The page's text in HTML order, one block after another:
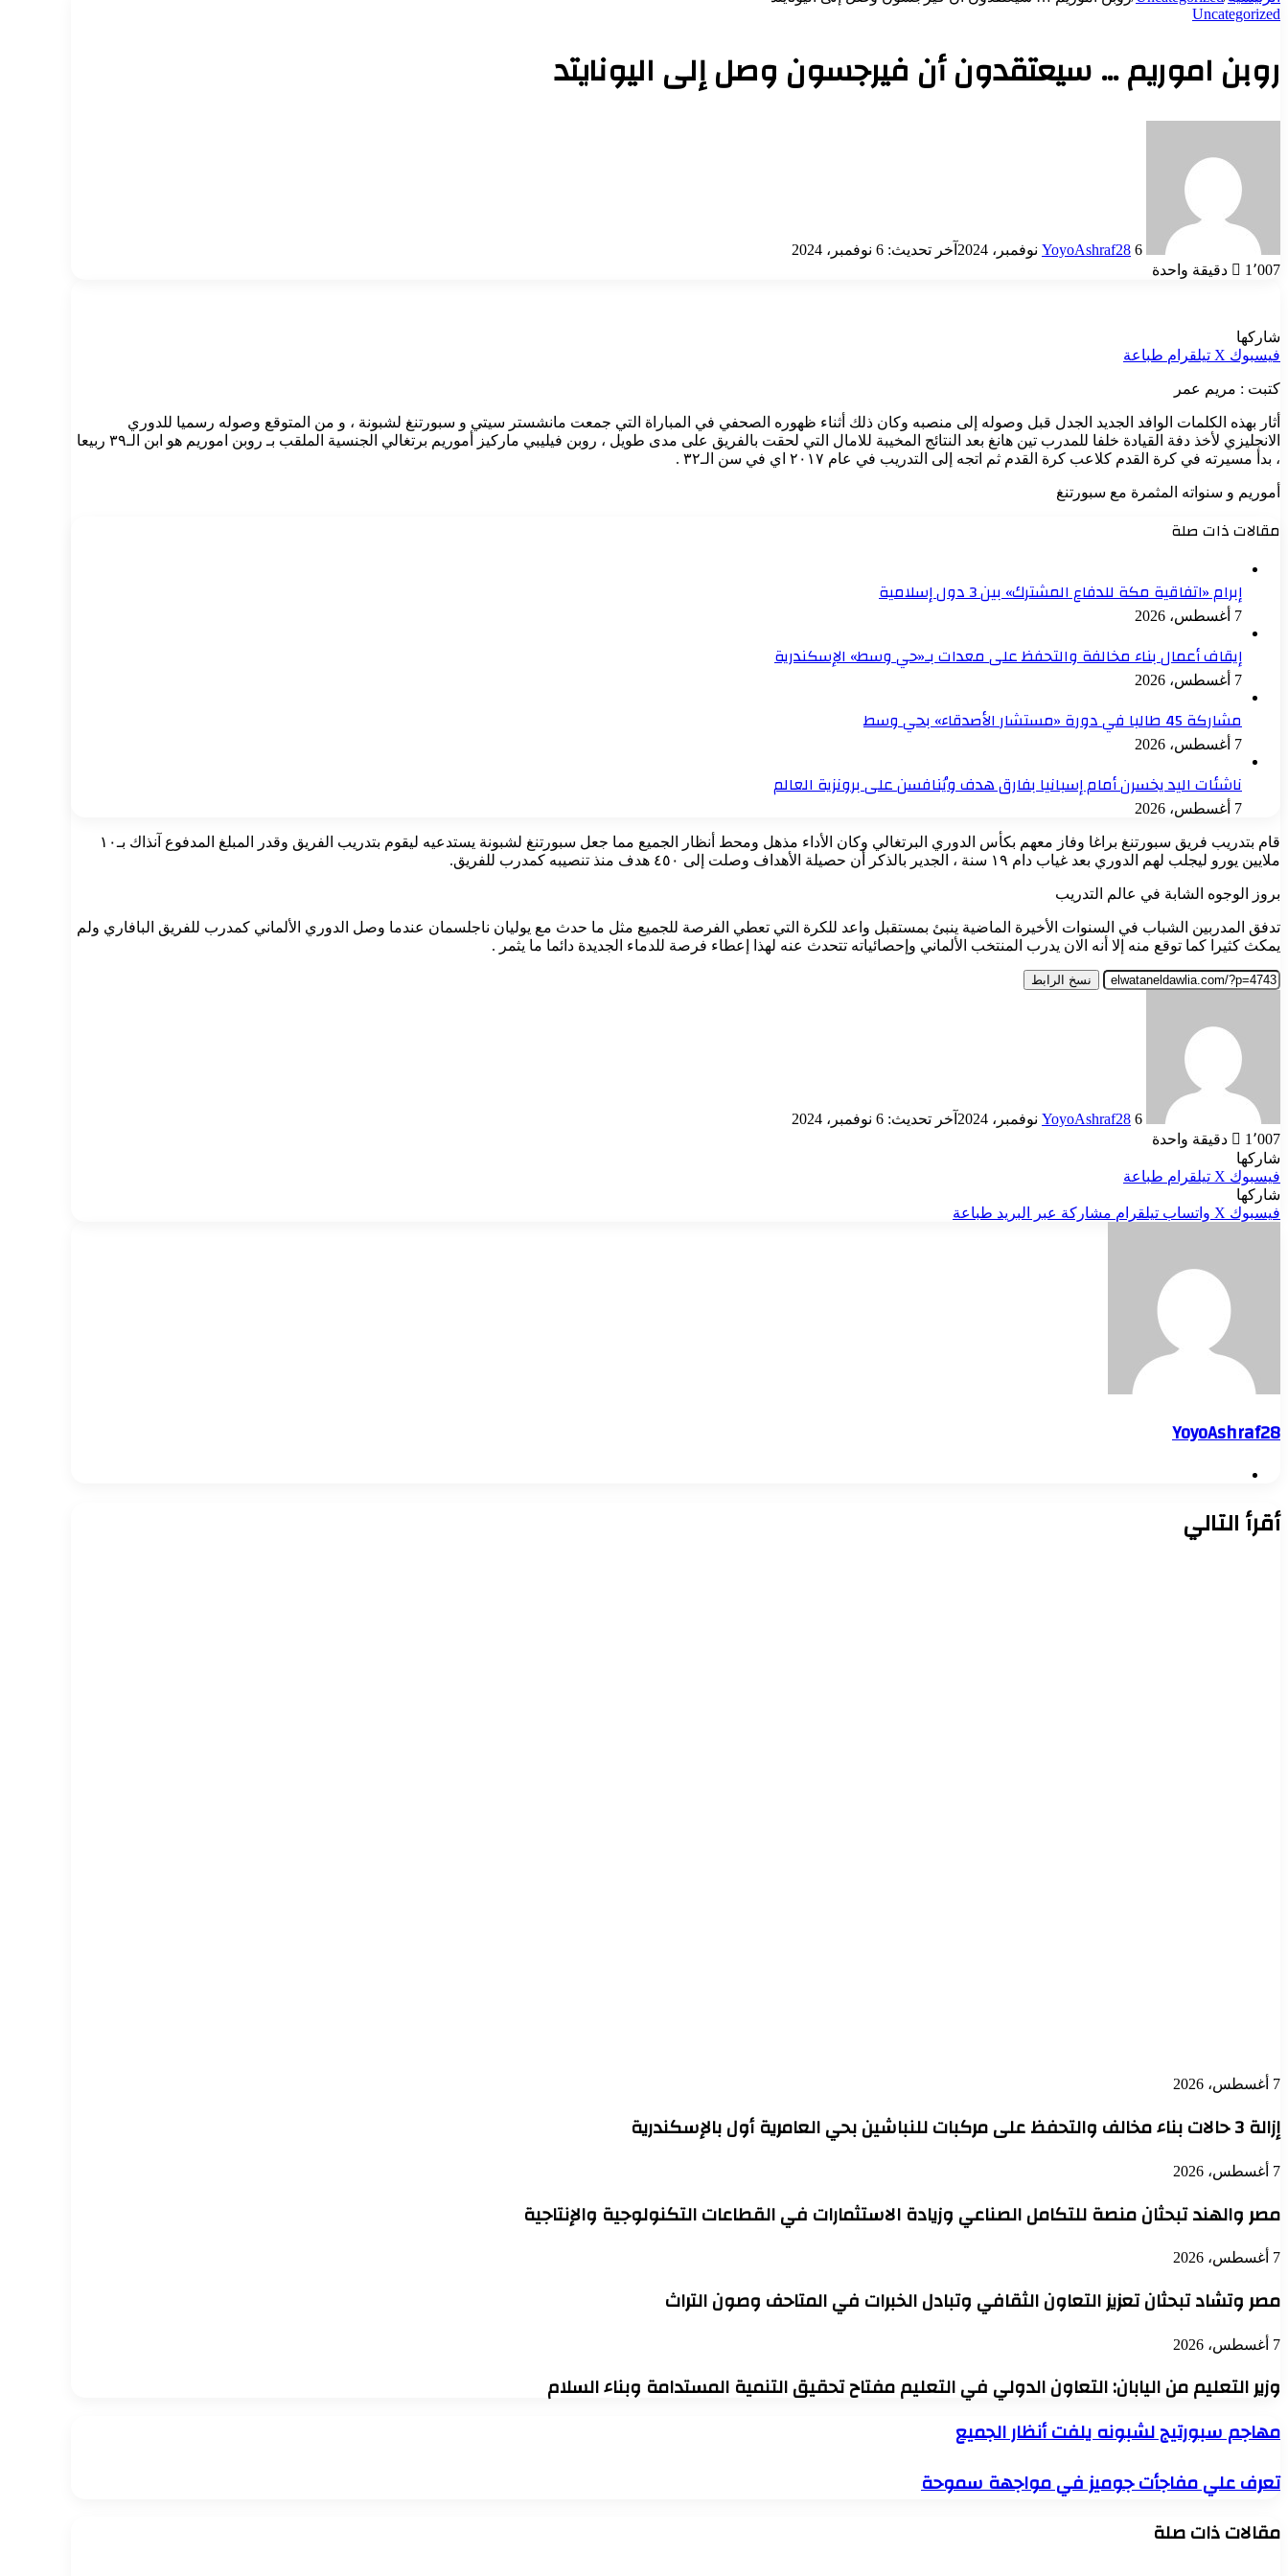
Uncategorized
روبن اموريم … سيعتقدون أن فيرجسون وصل إلى اليونايتد
YoyoAshraf28 6 نوفمبر، 2024
آخر تحديث: 6 نوفمبر، 2024
1٬007
دقيقة واحدة
شاركها
فيسبوك ‫X تيلقرام طباعة
كتبت : مريم عمر
أثار بهذه الكلمات الوافد الجديد الجدل قبل وصوله إلى منصبه وكان ذلك أثناء ظهوره الصحفي في المباراة التي جمعت مانشستر سيتي و سبورتنغ لشبونة ، و من المتوقع وصوله رسميا للدوري
الانجليزي لأخذ دفة القيادة خلفا للمدرب تين هانغ بعد النتائج المخيبة للامال التي لحقت بالفريق على مدى طويل ، روبن فيليبي ماركيز أموريم برتغالي الجنسية الملقب بـ روبن اموريم هو ابن الـ٣٩ ربيعا
، بدأ مسيرته في كرة القدم كلاعب كرة القدم ثم اتجه إلى التدريب في عام ٢٠١٧ اي في سن الـ٣٢ .
أموريم و سنواته المثمرة مع سبورتنغ
مقالات ذات صلة
إبرام «اتفاقية مكة للدفاع المشترك» بين 3 دول إسلامية
7 أغسطس، 2026
إيقاف أعمال بناء مخالفة والتحفظ على معدات بـ«حي وسط» الإسكندرية
7 أغسطس، 2026
مشاركة 45 طالبا في دورة «مستشار الأصدقاء» بحي وسط
7 أغسطس، 2026
ناشئات اليد يخسرن أمام إسبانيا بفارق هدف ويُنافسن على برونزية العالم
7 أغسطس، 2026
قام بتدريب فريق سبورتنغ براغا وفاز معهم بكأس الدوري البرتغالي وكان الأداء مذهل ومحط أنظار الجميع مما جعل سبورتنغ لشبونة يستدعيه ليقوم بتدريب الفريق وقدر المبلغ المدفوع آنذاك بـ١٠
ملايين يورو ليجلب لهم الدوري بعد غياب دام ١٩ سنة ، الجدير بالذكر أن حصيلة الأهداف وصلت إلى ٤٥٠ هدف منذ تنصيبه كمدرب للفريق.
بروز الوجوه الشابة في عالم التدريب
تدفق المدربين الشباب في السنوات الأخيرة الماضية ينبئ بمستقبل واعد للكرة التي تعطي الفرصة للجميع مثل ما حدث مع يوليان ناجلسمان عندما وصل الدوري الألماني كمدرب للفريق البافاري ولم
يمكث كثيرا كما توقع منه إلا أنه الان يدرب المنتخب الألماني وإحصائياته تتحدث عنه لهذا إعطاء فرصة للدماء الجديدة دائما ما يثمر .
نسخ الرابط
YoyoAshraf28 6 نوفمبر، 2024
آخر تحديث: 6 نوفمبر، 2024
1٬007
دقيقة واحدة
شاركها
فيسبوك ‫X تيلقرام طباعة
شاركها
فيسبوك ‫X واتساب تيلقرام مشاركة عبر البريد طباعة
YoyoAshraf28
أقرأ التالي
7 أغسطس، 2026
إزالة 3 حالات بناء مخالف والتحفظ على مركبات للنباشين بحي العامرية أول بالإسكندرية
7 أغسطس، 2026
مصر والهند تبحثان منصة للتكامل الصناعي وزيادة الاستثمارات في القطاعات التكنولوجية والإنتاجية
7 أغسطس، 2026
مصر وتشاد تبحثان تعزيز التعاون الثقافي وتبادل الخبرات في المتاحف وصون التراث
7 أغسطس، 2026
وزير التعليم من اليابان: التعاون الدولي في التعليم مفتاح تحقيق التنمية المستدامة وبناء السلام
مهاجم
سبورتيج
يلفت
أنظار
مهاجم سبورتيج لشبونه يلفت أنظار الجميع
تعرف
علي
جوميز
تعرف علي مفاجأت جوميز في مواجهة سموحة
مقالات ذات صلة